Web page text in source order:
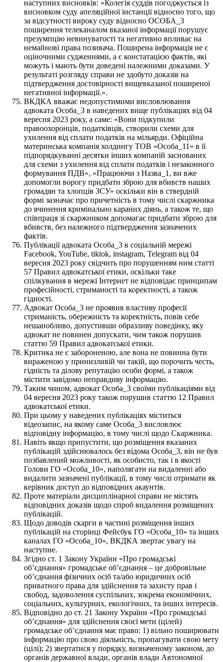
наступних висновків: «Колегія суддів погоджується із
висновком суду апеляційної інстанції відносно того, що
за відсутності вироку суду відносно ОСОБА_3
поширення телеканалом вказаної інформації порушує
презумпцію невинуватості та негативно впливає на
немайнові права позивача. Поширена інформація не є
оціночними судженнями, а є констатацією фактів, які
можуть і мають бути доведені належними доказами. У
результаті розгляду справи не здобуто доказів на
підтвердження достовірності вищевказаної поширеної
негативної інформації.».
ВКДКА вважає недопустимими висловлювання
адвоката Особа_3 в наведених вище публікаціях від 04
вересня 2023 року, а саме: «Вони підкупили
правоохоронців, податківців, створили схеми для
ухилення від сплати податків на мільярди. Офіційна
материнська компанія холдингу ТОВ «Особа_11» в її
підпорядкуванні десятки інших компаній заснованих
для схеми з ухилення від сплати податків і незаконного
формування ПДВ», «Працюючи з Назва_1, ви вже
допомогли ворогу придбати зброю для вбивств наших
громадян та хлопців ЗСУ» оскільки він в ствердній
формі зазначає про причетність в тому числі скаржника
до вчинення кримінально караних діянь, а також те, що
співпраця зі скаржником допомагає придбати зброю для
вбивств, без належного підтвердження зазначених
фактів.
Публікації адвоката Особа_3 в соціальній мережі
Facebook, YouTube, tiktok, instagram, Telegram від 04
вересня 2023 року свідчить про порушенням ним статті
57 Правил адвокатської етики, оскільки таке
спілкування в мережі Інтернет не відповідає принципам
професійності, стриманості та коректності, а також
гідності.
Адвокат Особа_3 не проявив властиву професії
стриманість, обережність та коректність, повів себе
нешанобливо, допустивши образливу поведінку, яку
адвокат не повинен допускати, чим також порушив
статтю 59 Правил адвокатської етики.
Критика не є забороненою, але вона не повинна бути
вираженою у принизливій чи такій, що порочить честь,
гідність та ділову репутацію особи формі, а також
містити завідомо неправдиву інформацію.
Таким чином, адвокат Особа_3 своїми публікаціями від
04 вересня 2023 року також порушив статтю 12 Правил
адвокатської етики.
При цьому у наведених публікаціях міститься
відеозапис, на якому саме Особа_3 висловлює
відповідну інформацію, в тому числі щодо Скаржника.
Навіть якщо припустити, що розміщення вказаних
публікацій здійснювалось без відома Особа_3, він не був
позбавлений можливості, як особисто, так і в якості
Голови ГО «Особа_10», наполягати на видаленні або
видалити зазначені публікації, в тому числі отримати як
керівник доступ до відповідних акаунтів.
Проте матеріали дисциплінарної справи не містять
відповідних доказів щодо спроб видалення розміщених
публікацій.
Щодо доводів скарги в частині розміщення інших
публікацій на сторінці Фейсбук ГО «Особа_10» та інших
каналах ГО «Особа_10», ВКДКА звертає увагу на
наступне.
Згідно ст. 1 Закону України «Про громадські
об’єднання» громадське об’єднання – це добровільне
об’єднання фізичних осіб та/або юридичних осіб
приватного права для здійснення та захисту прав і
свобод, задоволення суспільних, зокрема економічних,
соціальних, культурних, екологічних, та інших інтересів.
Відповідно до ст. 21 Закону України «Про громадські
об’єднання» для здійснення своєї мети (цілей)
громадське об’єднання має право: 1) вільно поширювати
інформацію про свою діяльність, пропагувати свою мету
(цілі); 2) звертатися у порядку, визначеному законом, до
органів державної влади, органів влади Автономної